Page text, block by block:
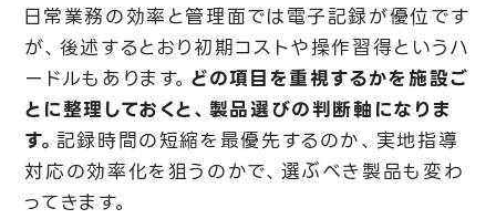
日常業務の効率と管理面では電子記録が優位です
が、後述するとおり初期コストや操作習得というハ
ードルもあります。 どの項目を重視するかを施設ご
とに整理しておくと、製品選びの判断軸になりま
す。 記録時間の短縮を最優先するのか、実地指導
対応の効率化を狙うのかで、選ぶべき製品も変わ
ってきます。